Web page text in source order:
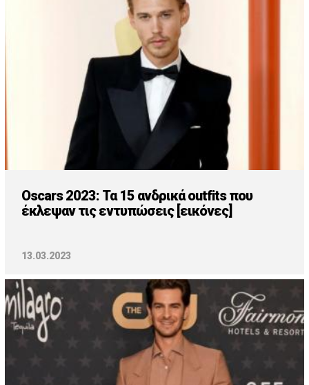
Oscars 2023: Τα 15 ανδρικά outfits που
έκλεψαν τις εντυπώσεις [εικόνες]
13.03.2023